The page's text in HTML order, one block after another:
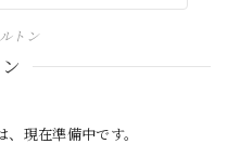
トン
現在準備中です。